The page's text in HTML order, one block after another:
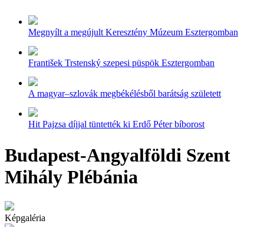
Megnyílt a megújult Keresztény Múzeum Esztergomban
František Trstenský szepesi püspök Esztergomban
A magyar–szlovák megbékélésből barátság született
Hit Pajzsa díjjal tüntették ki Erdő Péter bíborost
Budapest-Angyalföldi Szent
Mihály Plébánia
Képgaléria